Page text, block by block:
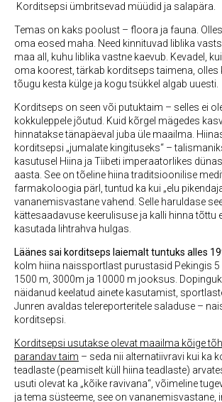
Korditsepsi ümbritsevad müüdid ja salapära.
Temas on kaks poolust – floora ja fauna.
oma eosed maha. Need kinnituvad liblika
maa all, kuhu liblika vastne kaevub. Kevadel,
oma koorest, tärkab korditseps taimena, olles
tõugu kesta külge ja kogu tsükkel algab uuesti.
Korditseps on seen või putuktaim – selles ei
kokkuleppele jõutud. Kuid kõrgel mägedes
hinnatakse tänapäeval juba üle maailma.
korditsepsi „jumalate kingituseks“ –
kasutusel Hiina ja Tiibeti imperaatorlikes
aasta. See on tõeline hiina traditsioonilise
farmakoloogia pärl, tuntud ka kui „elu
vananemisvastane vahend. Selle haruldase
kättesaadavuse keerulisuse ja kalli hinna tõttu
kasutada lihtrahva hulgas.
Läänes sai korditseps laiemalt tuntuks alles
kolm hiina naissportlast purustasid Pekingis
1500 m, 3000m ja 10000 m jooksus.
näidanud keelatud ainete kasutamist,
Junren avaldas telereporteritele saladuse –
korditsepsi.
Korditsepsi usutakse olevat maailma kõige
parandav taim – seda nii alternatiivravi kui ka
teadlaste (peamiselt küll hiina teadlaste)
usuti olevat ka „kõike ravivana“, võimeline
ja tema süsteeme, see on